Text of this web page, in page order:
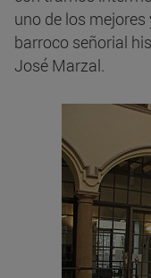
uno de los
barroco señorial
José Marzal.